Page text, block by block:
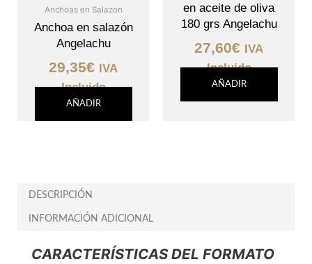
Anchoas en Salazon
Anchoa en salazón
Angelachu
29,35€ IVA
Incluido
AÑADIR
en aceite de oliva
180 grs Angelachu
27,60€ IVA
Incluido
AÑADIR
DESCRIPCIÓN
INFORMACIÓN ADICIONAL
CARACTERÍSTICAS DEL FORMATO